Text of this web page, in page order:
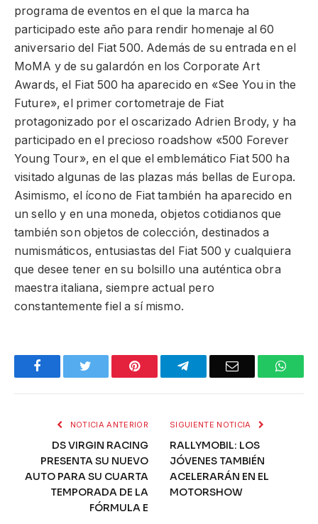
programa de eventos en el que la marca ha
participado este año para rendir homenaje al 60
aniversario del Fiat 500. Además de su entrada en el
MoMA y de su galardón en los Corporate Art
Awards, el Fiat 500 ha aparecido en «See You in the
Future», el primer cortometraje de Fiat
protagonizado por el oscarizado Adrien Brody, y ha
participado en el precioso roadshow «500 Forever
Young Tour», en el que el emblemático Fiat 500 ha
visitado algunas de las plazas más bellas de Europa.
Asimismo, el ícono de Fiat también ha aparecido en
un sello y en una moneda, objetos cotidianos que
también son objetos de colección, destinados a
numismáticos, entusiastas del Fiat 500 y cualquiera
que desee tener en su bolsillo una auténtica obra
maestra italiana, siempre actual pero
constantemente fiel a sí mismo.
Facebook Pinterest TelegramEmail
NOTICIA ANTERIOR
DS VIRGIN RACING
PRESENTA SU NUEVO
AUTO PARA SU CUARTA
TEMPORADA DE LA
FÓRMULA E
SIGUIENTE NOTICIA
RALLYMOBIL: LOS
JÓVENES TAMBIÉN
ACELERARÁN EN EL
MOTORSHOW